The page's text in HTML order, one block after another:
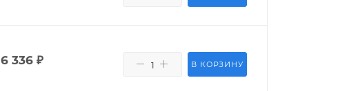
6 336 ₽ В КОРЗИНУ